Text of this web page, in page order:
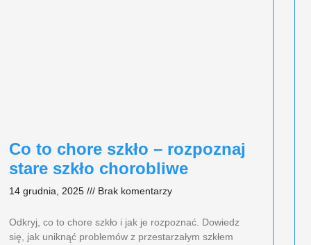
Co to chore szkło – rozpoznaj
stare szkło chorobliwe
14 grudnia, 2025 Brak komentarzy
Odkryj, co to chore szkło i jak je rozpoznać. Dowiedz
się, jak uniknąć problemów z przestarzałym szkłem